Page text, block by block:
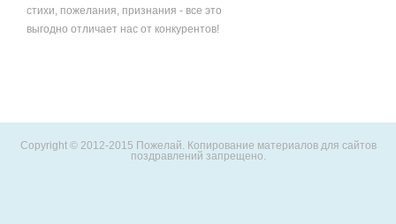
стихи, пожелания, признания - все это
выгодно отличает нас от конкурентов!
Copyright © 2012-2015 Пожелай. Копирование материалов для сайтов
поздравлений запрещено.